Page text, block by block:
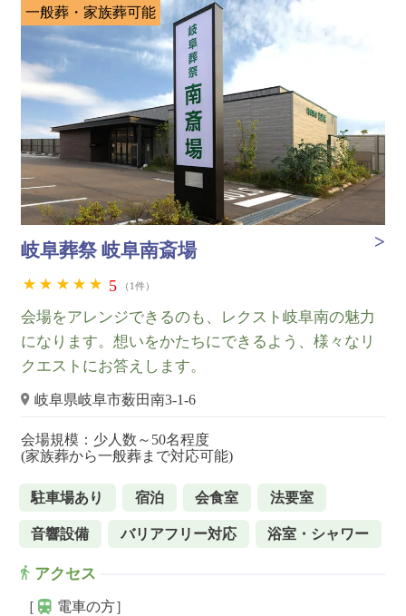
一般葬・家族葬可能
岐阜葬祭 岐阜南斎場
5 （1件）
会場をアレンジできるのも、レクスト岐阜南の魅力
になります。想いをかたちにできるよう、様々なリ
クエストにお答えします。
岐阜県岐阜市薮田南3-1-6
会場規模：少人数～50名程度
(家族葬から一般葬まで対応可能)
駐車場あり 宿泊 会食室 法要室
音響設備 バリアフリー対応 浴室・シャワー
アクセス
［
電車の方］